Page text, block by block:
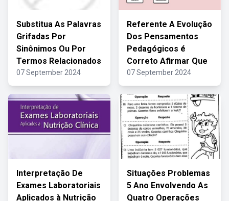
Substitua As Palavras
Grifadas Por
Sinônimos Ou Por
Termos Relacionados
07 September 2024
Referente A Evolução
Dos Pensamentos
Pedagógicos é
Correto Afirmar Que
07 September 2024
Interpretação De
Exames Laboratoriais
Aplicados à Nutrição
Situações Problemas
5 Ano Envolvendo As
Quatro Operações